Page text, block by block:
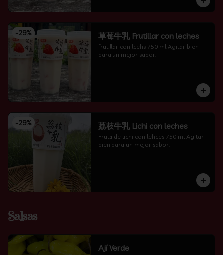
-29% 草莓牛乳 Frutillar con leches
frutillar con lcehs 750 ml Agitar bien
para un mejor sabor.
-29% 荔枝牛乳 Lichi con leches
Fruta de lichi con lehces 750 ml Agitar
bien para un mejor sabor.
Salsas
Ají Verde